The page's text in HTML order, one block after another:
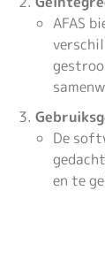
AFAS
De
en te